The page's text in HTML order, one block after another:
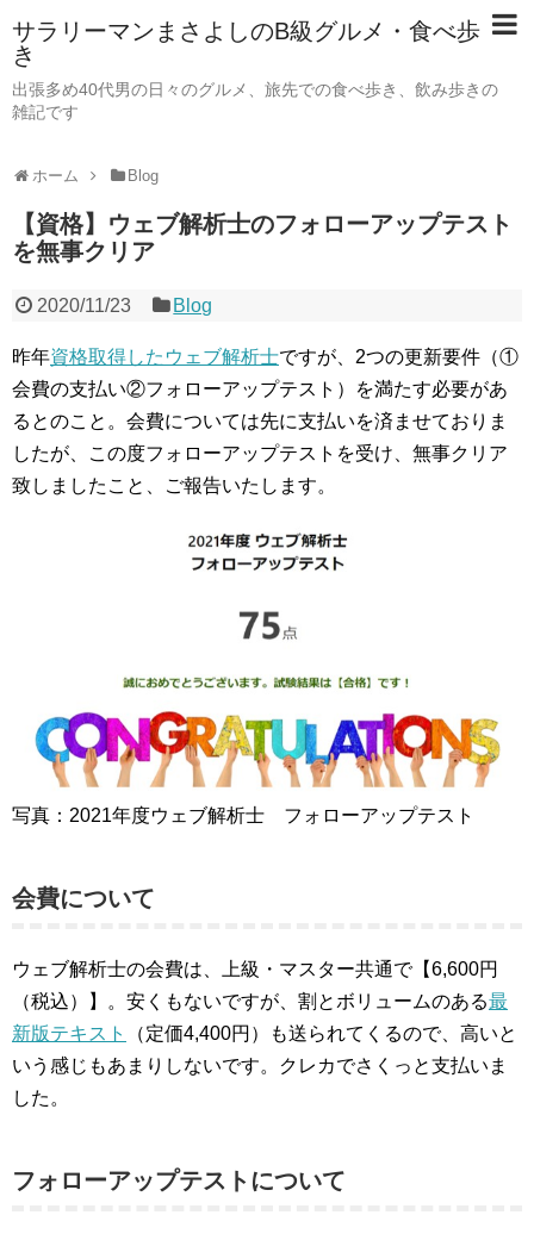
サラリーマンまさよしのB級グルメ・食べ歩
き
出張多め40代男の日々のグルメ、旅先での食べ歩き、飲み歩きの
雑記です
ホーム Blog
【資格】ウェブ解析士のフォローアップテスト
を無事クリア
2020/11/23 Blog
昨年資格取得したウェブ解析士ですが、2つの更新要件（①
会費の支払い②フォローアップテスト）を満たす必要があ
るとのこと。会費については先に支払いを済ませておりま
したが、この度フォローアップテストを受け、無事クリア
致しましたこと、ご報告いたします。
写真：2021年度ウェブ解析士 フォローアップテスト
会費について
ウェブ解析士の会費は、上級・マスター共通で【6,600円
（税込）】。安くもないですが、割とボリュームのある最
新版テキスト
（定価4,400円）も送られてくるので、高いと
いう感じもあまりしないです。クレカでさくっと支払いま
した。
フォローアップテストについて